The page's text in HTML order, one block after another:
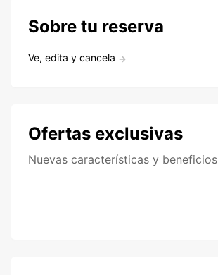
Sobre tu reserva
Ve, edita y cancela
Ofertas exclusivas
Nuevas características y beneficios